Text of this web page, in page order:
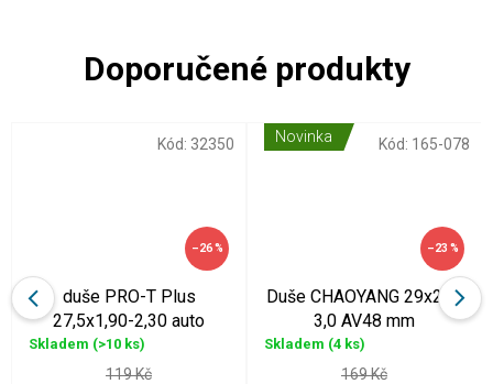
–26 %
duše PRO-T Plus
27,5x1,90-2,30 auto
Skladem (>10 ks)
119 Kč
Kód: 32350 Novinka
–23 %
Duše CHAOYANG 29x2,5-
3,0 AV48 mm
Skladem (4 ks)
169 Kč
Kód: 165-078